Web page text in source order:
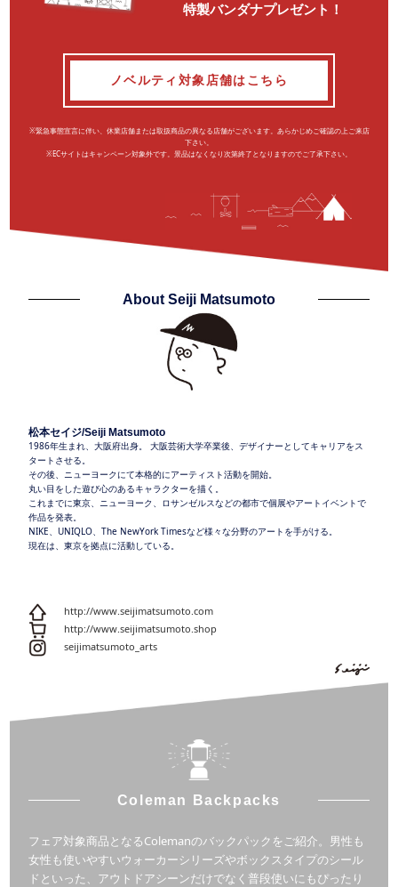
特製バンダナプレゼント！
ノベルティ対象店舗はこちら
※緊急事態宣言に伴い、休業店舗または取扱商品の異なる店舗がございます。あらかじめご確認の上ご来店
下さい。
※ECサイトはキャンペーン対象外です。景品はなくなり次第終了となりますのでご了承下さい。
About Seiji Matsumoto
松本セイジ/Seiji Matsumoto
1986年生まれ、大阪府出身。 大阪芸術大学卒業後、デザイナーとしてキャリアをス
タートさせる。
その後、ニューヨークにて本格的にアーティスト活動を開始。
丸い目をした遊び心のあるキャラクターを描く。
これまでに東京、ニューヨーク、ロサンゼルスなどの都市で個展やアートイベントで
作品を発表。
NIKE、UNIQLO、The NewYork Timesなど様々な分野のアートを手がける。
現在は、東京を拠点に活動している。
http://www.seijimatsumoto.com
http://www.seijimatsumoto.shop
seijimatsumoto_arts
Coleman Backpacks
フェア対象商品となるColemanのバックパックをご紹介。男性も
女性も使いやすいウォーカーシリーズやボックスタイプのシール
ドといった、アウトドアシーンだけでなく普段使いにもぴったり